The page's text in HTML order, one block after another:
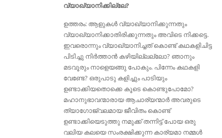
വ്യാഖ്യാനിക്കില്ലേ?
ഉത്തരം: ആളുകൾ വ്യാഖ്യാനിക്കുന്നതും
വ്യാഖ്യാനിക്കാതിരിക്കുന്നതും അവിടെ നിക്കട്ടെ.
ഇവരൊന്നും വ്യാഖ്യാനിച്ചത് കൊണ്ട് കഥകളിചിട്ട
പിടിച്ചു നിർത്താൻ കഴിയില്ലല്ലോ? ഞാനും
മടവൂരും നാളെയങ്ങു പോകും. പിന്നേം കഥകളി
വേണ്ടേ? ഒരുപാടു കളിച്ചും പാടിയും
ഉണ്ടാക്കിയതൊക്കെ കൂടെ കൊണ്ടുപോമോ?
മഹാനുഭാവന്മാരായ ആചാര്യന്മാർ അവരുടെ
ത്യാഗോജ്വലമായ ജീവിതം കൊണ്ട്
ഉണ്ടാക്കിയെടുത്തു നമുക്ക് തന്നിട്ട് പോയ ഒരു
വലിയ കലയെ സംരക്ഷിക്കുന്ന കാര്യമാ നമ്മൾ